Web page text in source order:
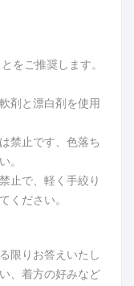
をご推奨します。
剤と漂白剤を使用
禁止です、色落ち
。
止で、軽く手絞り
ください。
限りお答えいたし
、着方の好みなど